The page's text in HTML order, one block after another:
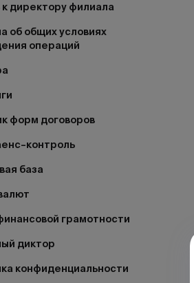
к директору филиала
об общих условиях
операций
форм договоров
база
грамотности
диктор
конфиденциальности